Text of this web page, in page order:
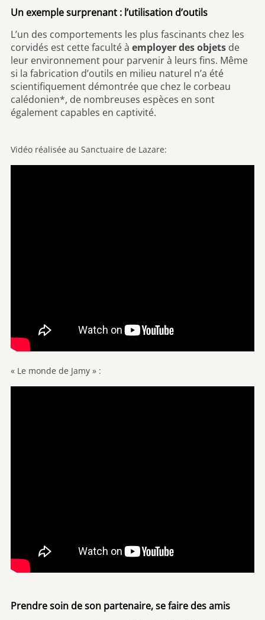
Un exemple surprenant : l’utilisation d’outils
L’un des comportements les plus fascinants chez les
corvidés est cette faculté à employer des objets de
leur environnement pour parvenir à leurs fins. Même
si la fabrication d’outils en milieu naturel n’a été
scientifiquement démontrée que chez le corbeau
calédonien*, de nombreuses espèces en sont
également capables en captivité.
Vidéo réalisée au Sanctuaire de Lazare:
« Le monde de Jamy » :
Prendre soin de son partenaire, se faire des amis